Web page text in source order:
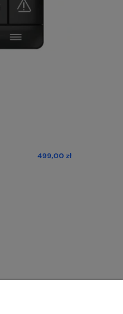
499,00 zł